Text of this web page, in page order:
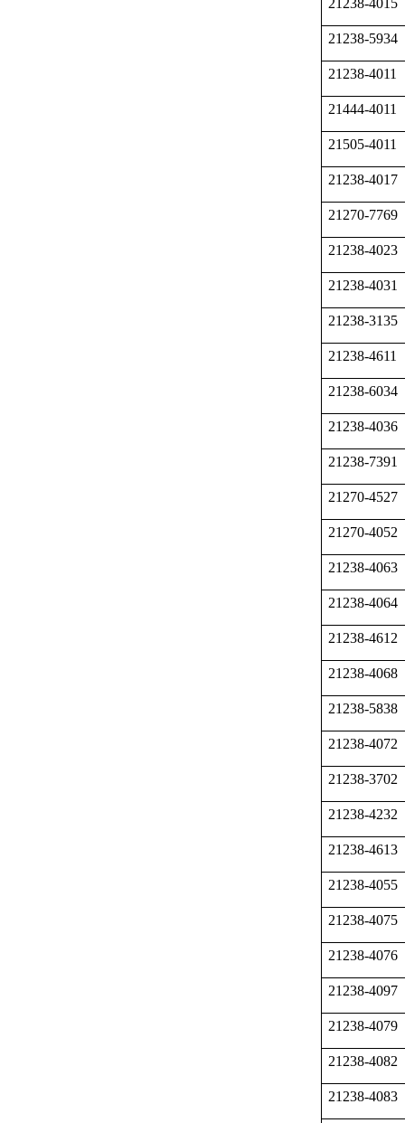
21238-4015
21238-5934
21238-4011
21444-4011
21505-4011
21238-4017
21270-7769
21238-4023
21238-4031
21238-3135
21238-4611
21238-6034
21238-4036
21238-7391
21270-4527
21270-4052
21238-4063
21238-4064
21238-4612
21238-4068
21238-5838
21238-4072
21238-3702
21238-4232
21238-4613
21238-4055
21238-4075
21238-4076
21238-4097
21238-4079
21238-4082
21238-4083